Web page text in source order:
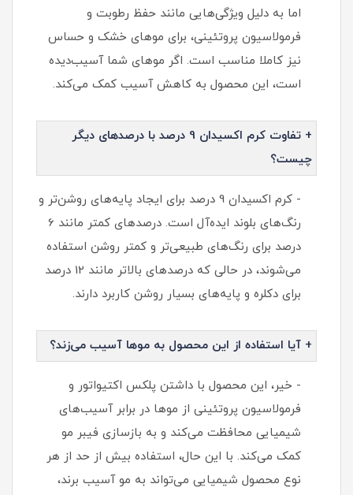
اما به دلیل ویژگی‌هایی مانند حفظ رطوبت و
فرمولاسیون پروتئینی، برای موهای خشک و حساس
نیز کاملا مناسب است. اگر موهای شما آسیب‌دیده
است، این محصول به کاهش آسیب کمک می‌کند.
+ تفاوت کرم اکسیدان 9 درصد با درصدهای دیگر
چیست؟
- کرم اکسیدان 9 درصد برای ایجاد پایه‌های روشن‌تر و
رنگ‌های بلوند ایده‌آل است. درصدهای کمتر مانند 6
درصد برای رنگ‌های طبیعی‌تر و کمتر روشن استفاده
می‌شوند، در حالی که درصدهای بالاتر مانند 12 درصد
برای دکلره و پایه‌های بسیار روشن کاربرد دارند.
+ آیا استفاده از این محصول به موها آسیب می‌زند؟
- خیر، این محصول با داشتن پلکس اکتیواتور و
فرمولاسیون پروتئینی از موها در برابر آسیب‌های
شیمیایی محافظت می‌کند و به بازسازی فیبر مو
کمک می‌کند. با این حال، استفاده بیش از حد از هر
نوع محصول شیمیایی می‌تواند به مو آسیب برند،